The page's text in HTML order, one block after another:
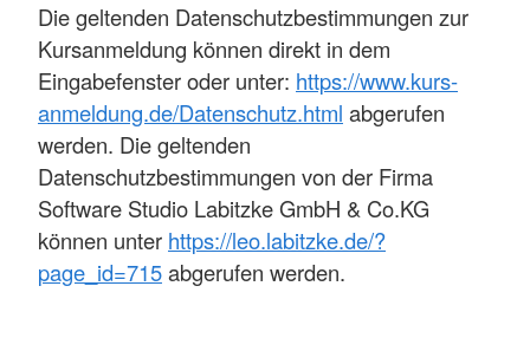
Die geltenden Datenschutzbestimmungen zur
Kursanmeldung können direkt in dem
Eingabefenster oder unter: https://www.kurs-
anmeldung.de/Datenschutz.html abgerufen
werden. Die geltenden
Datenschutzbestimmungen von der Firma
Software Studio Labitzke GmbH & Co.KG
können unter https://leo.labitzke.de/?
page_id=715abgerufen werden.